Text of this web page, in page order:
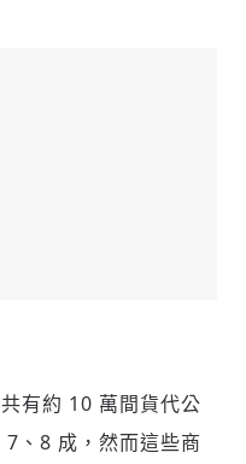
有約 10 萬間貨代公
、8 成，然而這些商